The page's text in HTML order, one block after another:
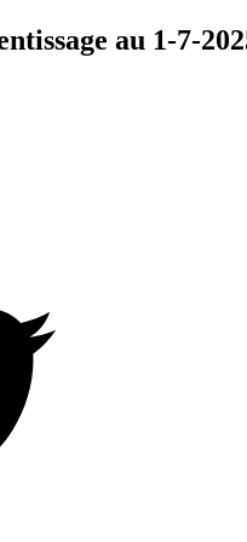
au 1-7-